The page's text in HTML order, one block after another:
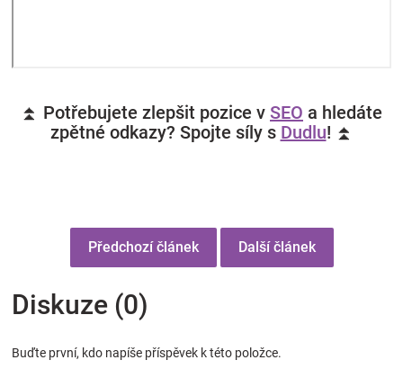
⏫ Potřebujete zlepšit pozice v SEO a hledáte
zpětné odkazy? Spojte síly s Dudlu! ⏫
Předchozí článek Další článek
Diskuze (0)
Buďte první, kdo napíše příspěvek k této položce.